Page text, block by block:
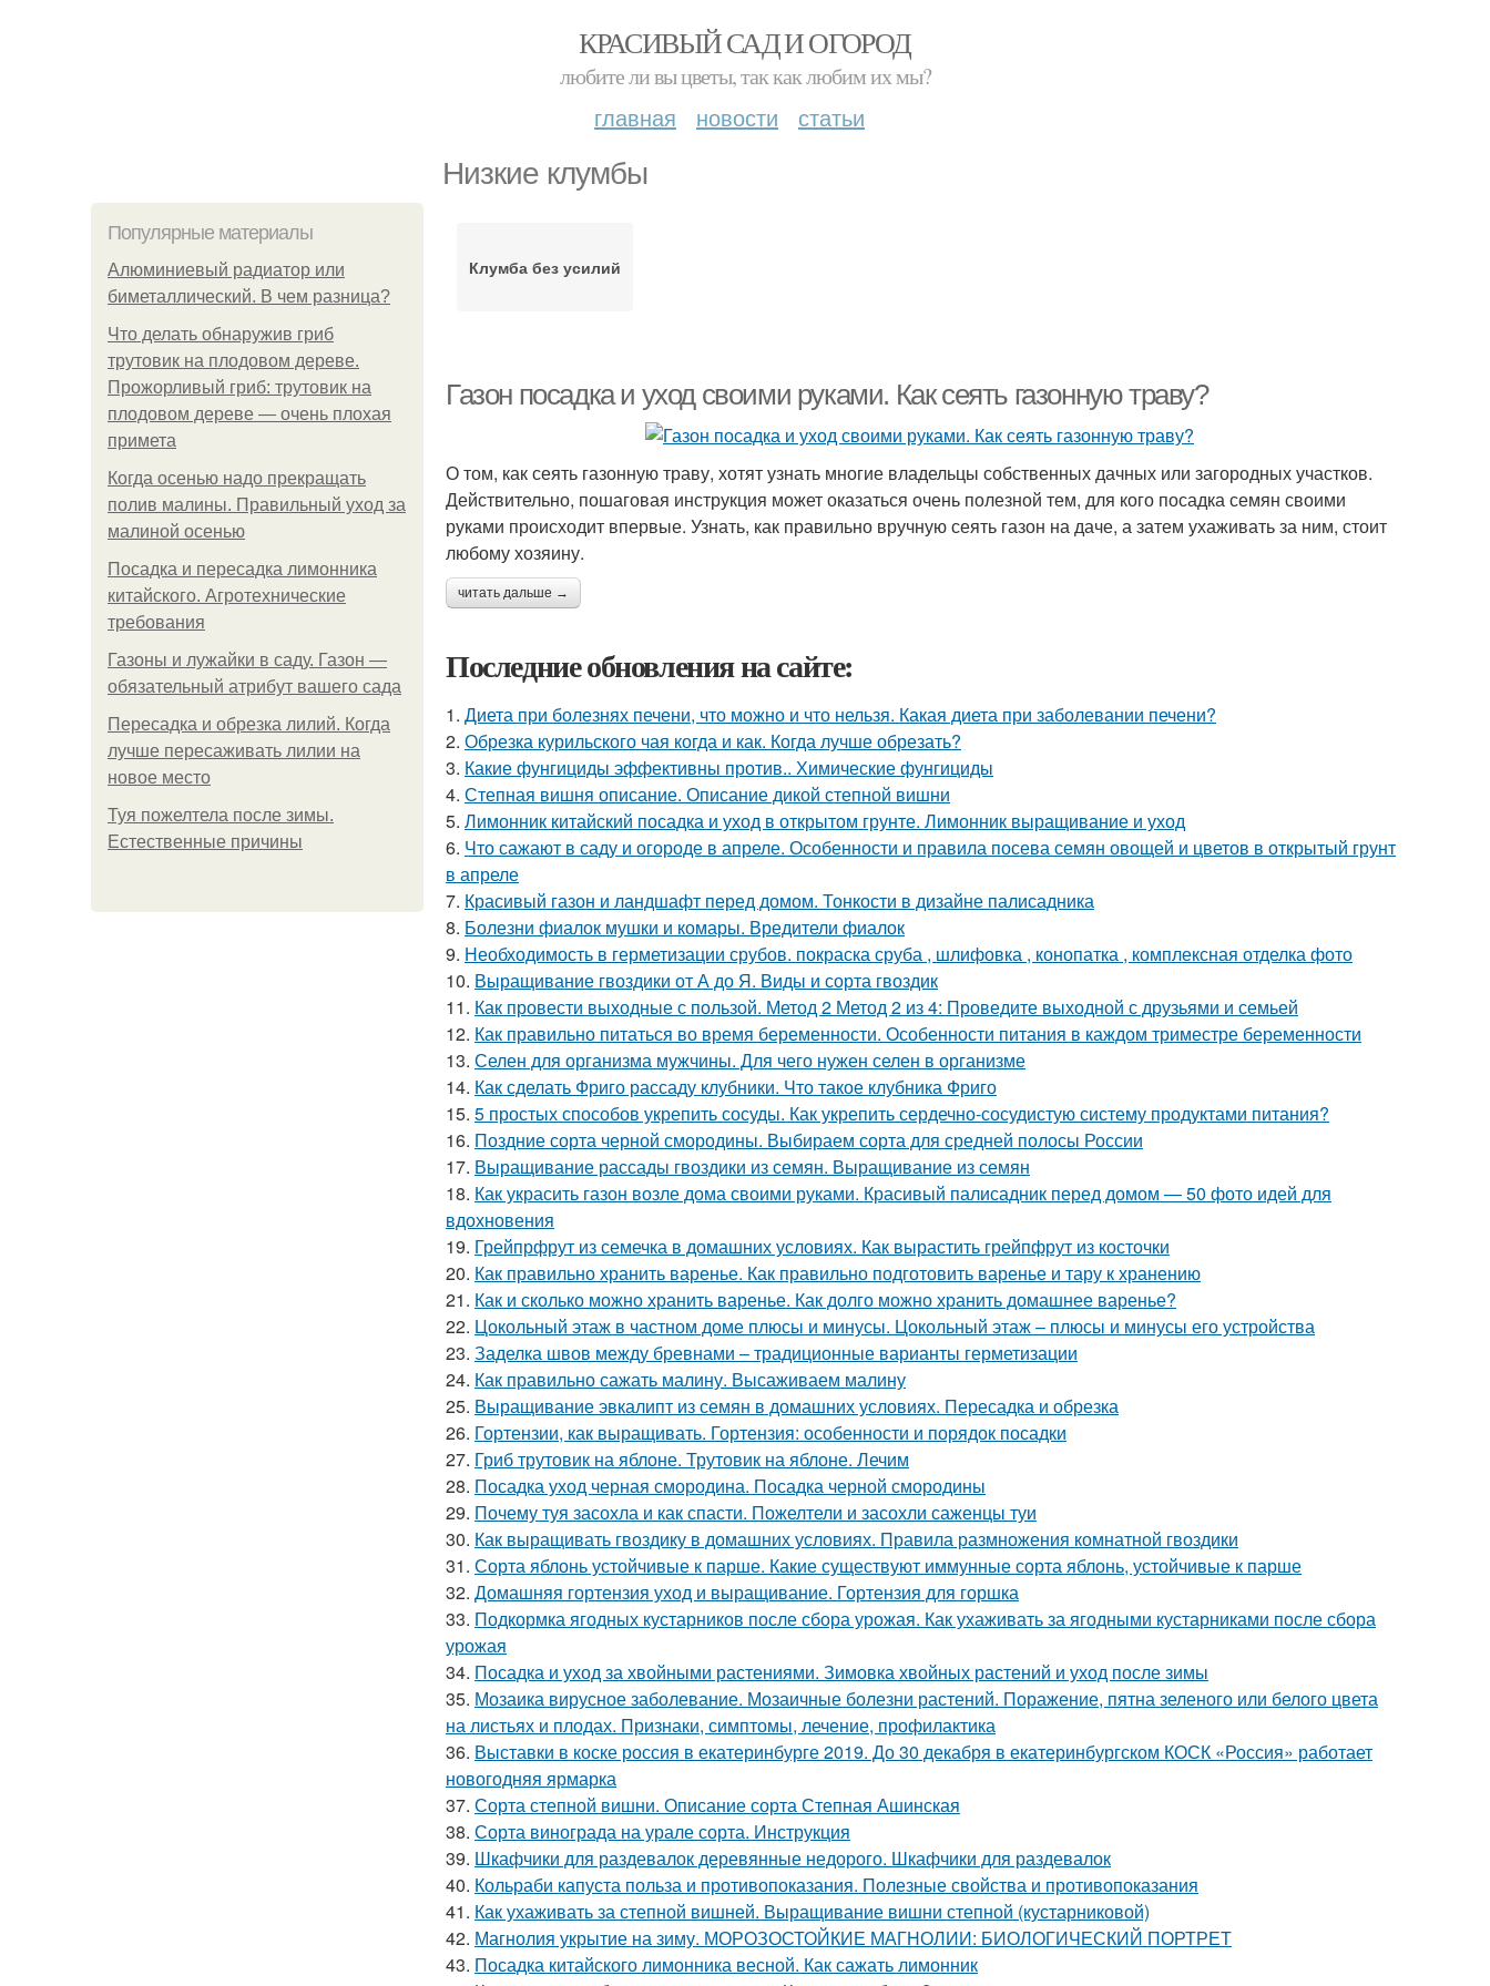
КРАСИВЫЙ САД И ОГОРОД
любите ли вы цветы, так как любим их мы?
главная новости статьи
Низкие клумбы
Популярные материалы
Алюминиевый радиатор или
биметаллический. В чем разница?
Что делать обнаружив гриб
трутовик на плодовом дереве.
Прожорливый гриб: трутовик на
плодовом дереве — очень плохая
примета
Когда осенью надо прекращать
полив малины. Правильный уход за
малиной осенью
Посадка и пересадка лимонника
китайского. Агротехнические
требования
Газоны и лужайки в саду. Газон —
обязательный атрибут вашего сада
Пересадка и обрезка лилий. Когда
лучше пересаживать лилии на
новое место
Туя пожелтела после зимы.
Естественные причины
Клумба без усилий
Газон посадка и уход своими руками. Как сеять газонную траву?
О том, как сеять газонную траву, хотят узнать многие владельцы собственных дачных или загородных участков.
Действительно, пошаговая инструкция может оказаться очень полезной тем, для кого посадка семян своими
руками происходит впервые. Узнать, как правильно вручную сеять газон на даче, а затем ухаживать за ним, стоит
любому хозяину.
читать дальше →
Последние обновления на сайте:
1. Диета при болезнях печени, что можно и что нельзя. Какая диета при заболевании печени?
2. Обрезка курильского чая когда и как. Когда лучше обрезать?
3. Какие фунгициды эффективны против.. Химические фунгициды
4. Степная вишня описание. Описание дикой степной вишни
5. Лимонник китайский посадка и уход в открытом грунте. Лимонник выращивание и уход
6. Что сажают в саду и огороде в апреле. Особенности и правила посева семян овощей и цветов в открытый грунт
в апреле
7. Красивый газон и ландшафт перед домом. Тонкости в дизайне палисадника
8. Болезни фиалок мушки и комары. Вредители фиалок
9. Необходимость в герметизации срубов. покраска сруба , шлифовка , конопатка , комплексная отделка фото
10. Выращивание гвоздики от А до Я. Виды и сорта гвоздик
11. Как провести выходные с пользой. Метод 2 Метод 2 из 4: Проведите выходной с друзьями и семьей
12. Как правильно питаться во время беременности. Особенности питания в каждом триместре беременности
13. Селен для организма мужчины. Для чего нужен селен в организме
14. Как сделать Фриго рассаду клубники. Что такое клубника Фриго
15. 5 простых способов укрепить сосуды. Как укрепить сердечно-сосудистую систему продуктами питания?
16. Поздние сорта черной смородины. Выбираем сорта для средней полосы России
17. Выращивание рассады гвоздики из семян. Выращивание из семян
18. Как украсить газон возле дома своими руками. Красивый палисадник перед домом — 50 фото идей для
вдохновения
19. Грейпрфрут из семечка в домашних условиях. Как вырастить грейпфрут из косточки
20. Как правильно хранить варенье. Как правильно подготовить варенье и тару к хранению
21. Как и сколько можно хранить варенье. Как долго можно хранить домашнее варенье?
22. Цокольный этаж в частном доме плюсы и минусы. Цокольный этаж – плюсы и минусы его устройства
23. Заделка швов между бревнами – традиционные варианты герметизации
24. Как правильно сажать малину. Высаживаем малину
25. Выращивание эвкалипт из семян в домашних условиях. Пересадка и обрезка
26. Гортензии, как выращивать. Гортензия: особенности и порядок посадки
27. Гриб трутовик на яблоне. Трутовик на яблоне. Лечим
28. Посадка уход черная смородина. Посадка черной смородины
29. Почему туя засохла и как спасти. Пожелтели и засохли саженцы туи
30. Как выращивать гвоздику в домашних условиях. Правила размножения комнатной гвоздики
31. Сорта яблонь устойчивые к парше. Какие существуют иммунные сорта яблонь, устойчивые к парше
32. Домашняя гортензия уход и выращивание. Гортензия для горшка
33. Подкормка ягодных кустарников после сбора урожая. Как ухаживать за ягодными кустарниками после сбора
урожая
34. Посадка и уход за хвойными растениями. Зимовка хвойных растений и уход после зимы
35. Мозаика вирусное заболевание. Мозаичные болезни растений. Поражение, пятна зеленого или белого цвета
на листьях и плодах. Признаки, симптомы, лечение, профилактика
36. Выставки в коске россия в екатеринбурге 2019. До 30 декабря в екатеринбургском КОСК «Россия» работает
новогодняя ярмарка
37. Сорта степной вишни. Описание сорта Степная Ашинская
38. Сорта винограда на урале сорта. Инструкция
39. Шкафчики для раздевалок деревянные недорого. Шкафчики для раздевалок
40. Кольраби капуста польза и противопоказания. Полезные свойства и противопоказания
41. Как ухаживать за степной вишней. Выращивание вишни степной (кустарниковой)
42. Магнолия укрытие на зиму. МОРОЗОСТОЙКИЕ МАГНОЛИИ: БИОЛОГИЧЕСКИЙ ПОРТРЕТ
43. Посадка китайского лимонника весной. Как сажать лимонник